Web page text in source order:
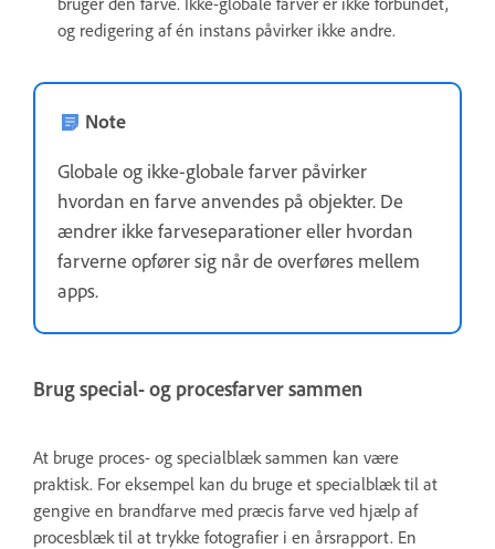
og redigering af én instans påvirker ikke andre.
Note
Globale og ikke-globale farver påvirker
hvordan en farve anvendes på objekter. De
ændrer ikke farveseparationer eller hvordan
farverne opfører sig når de overføres mellem
apps.
Brug special- og procesfarver sammen
At bruge proces- og specialblæk sammen kan være
praktisk. For eksempel kan du bruge et specialblæk til at
gengive en brandfarve med præcis farve ved hjælp af
procesblæk til at trykke fotografier i en årsrapport. En